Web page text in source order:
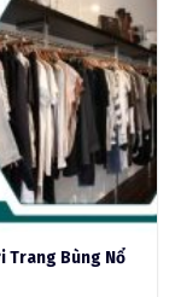
Trang Bùng Nổ